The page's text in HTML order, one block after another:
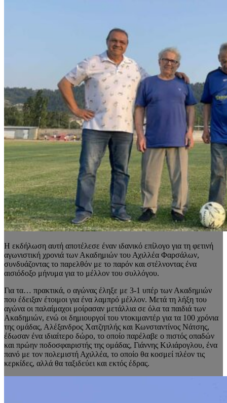
Η εκδήλωση αυτή αποτέλεσε έναν ιδανικό επίλογο για τη φετινή
αγωνιστική χρονιά των Ακαδημιών του Αχιλλέα Φαρσάλων,
συνδυάζοντας το παρελθόν με το παρόν και στέλνοντας ένα
αισιόδοξο μήνυμα για το μέλλον του συλλόγου.
Για τα… πρακτικά, ο αγώνας έληξε με 3-1 υπέρ των Ακαδημιών
που έδειξαν έτοιμοι για ένα λαμπρό μέλλον. Μετά τη λήξη του
αγώνα οι παλαίμαχοι μοίρασαν μετάλλια σε όλα τα παιδιά των
Ακαδημιών, ενώ οι δημιουργοί του ντοκιμαντέρ για τα 100 χρόνια
της ομάδας, Αλέξανδρος Χατζηπλής και Κωνσταντίνος Νάτσης,
έδωσαν ένα ιδιαίτερο δώρο, το οποίο παρέλαβε ο πιστός οπαδών
και πρώην ποδοσφαιριστής της ομάδας, Γιάννης Κιλιάρογλου, ένα
πανό με τον πολεμιστή Αχιλλέα, το οποίο θα κοσμεί πλέον τις
κερκίδες, αλλά θα ταξιδεύει και εκτός έδρας.